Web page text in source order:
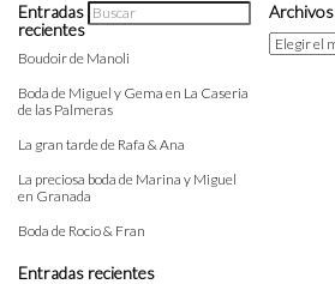
Entradas
recientes
Boudoir de Manoli
Boda de Miguel y Gema en La Caseria
de las Palmeras
La gran tarde de Rafa & Ana
La preciosa boda de Marina y Miguel
en Granada
Boda de Rocio & Fran
Entradas recientes
Archivos
Archivos